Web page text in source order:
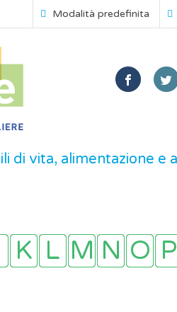
Modalità predefinita
di vita, alimentazione e